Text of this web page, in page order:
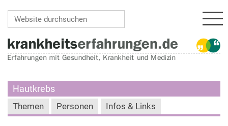
Hautkrebs
Themen Personen Infos & Links